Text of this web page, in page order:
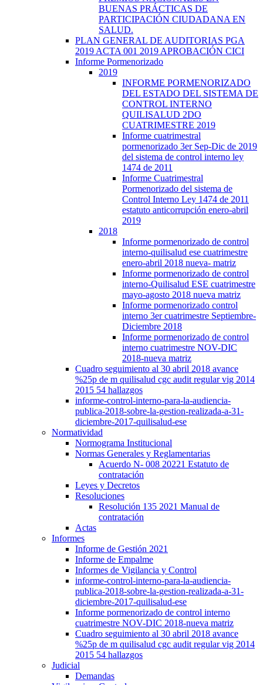
BUENAS PRÁCTICAS DE
PARTICIPACIÓN CIUDADANA EN
SALUD.
PLAN GENERAL DE AUDITORIAS PGA
2019 ACTA 001 2019 APROBACIÓN CICI
Informe Pormenorizado
2019
INFORME PORMENORIZADO
DEL ESTADO DEL SISTEMA DE
CONTROL INTERNO
QUILISALUD 2DO
CUATRIMESTRE 2019
Informe cuatrimestral
pormenorizado 3er Sep-Dic de 2019
del sistema de control interno ley
1474 de 2011
Informe Cuatrimestral
Pormenorizado del sistema de
Control Interno Ley 1474 de 2011
estatuto anticorrupción enero-abril
2019
2018
Informe pormenorizado de control
interno-quilisalud ese cuatrimestre
enero-abril 2018 nueva- matriz
Informe pormenorizado de control
interno-Quilisalud ESE cuatrimestre
mayo-agosto 2018 nueva matriz
Informe pormenorizado control
interno 3er cuatrimestre Septiembre-
Diciembre 2018
Informe pormenorizado de control
interno cuatrimestre NOV-DIC
2018-nueva matriz
Cuadro seguimiento al 30 abril 2018 avance
%25p de m quilisalud cgc audit regular vig 2014
2015 54 hallazgos
informe-control-interno-para-la-audiencia-
publica-2018-sobre-la-gestion-realizada-a-31-
diciembre-2017-quilisalud-ese
Normatividad
Normograma Institucional
Normas Generales y Reglamentarias
Acuerdo N- 008 20221 Estatuto de
contratación
Leyes y Decretos
Resoluciones
Resolución 135 2021 Manual de
contratación
Actas
Informes
Informe de Gestión 2021
Informe de Empalme
Informes de Vigilancia y Control
informe-control-interno-para-la-audiencia-
publica-2018-sobre-la-gestion-realizada-a-31-
diciembre-2017-quilisalud-ese
Informe pormenorizado de control interno
cuatrimestre NOV-DIC 2018-nueva matriz
Cuadro seguimiento al 30 abril 2018 avance
%25p de m quilisalud cgc audit regular vig 2014
2015 54 hallazgos
Judicial
Demandas